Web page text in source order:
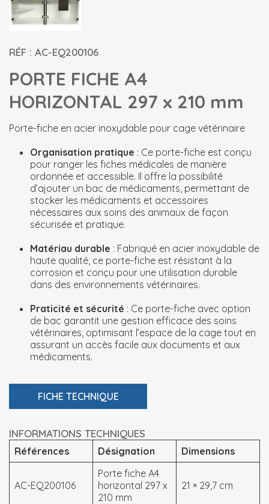
RÉF : AC-EQ200106
PORTE FICHE A4
HORIZONTAL 297 x 210 mm
Porte-fiche en acier inoxydable pour cage vétérinaire
Organisation pratique : Ce porte-fiche est conçu
pour ranger les fiches médicales de manière
ordonnée et accessible. Il offre la possibilité
d’ajouter un bac de médicaments, permettant de
stocker les médicaments et accessoires
nécessaires aux soins des animaux de façon
sécurisée et pratique.
Matériau durable : Fabriqué en acier inoxydable de
haute qualité, ce porte-fiche est résistant à la
corrosion et conçu pour une utilisation durable
dans des environnements vétérinaires.
Praticité et sécurité : Ce porte-fiche avec option
de bac garantit une gestion efficace des soins
vétérinaires, optimisant l’espace de la cage tout en
assurant un accès facile aux documents et aux
médicaments.
FICHE TECHNIQUE
INFORMATIONS TECHNIQUES
Références Désignation Dimensions
AC-EQ200106
Porte fiche A4
horizontal 297 x
210 mm
21 × 29,7 cm